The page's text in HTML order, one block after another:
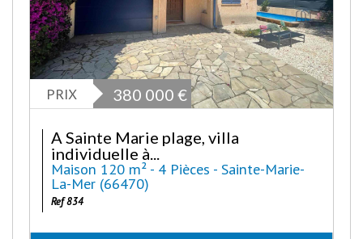
PRIX 380 000 €
A Sainte Marie plage, villa
individuelle à...
Maison 120 m² - 4 Pièces - Sainte-Marie-
La-Mer (66470)
Ref 834